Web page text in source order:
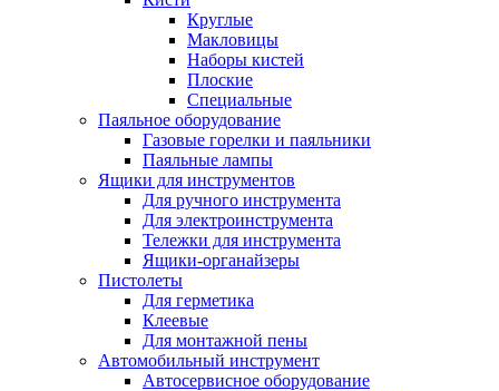
Круглые
Макловицы
Наборы кистей
Плоские
Специальные
Паяльное оборудование
Газовые горелки и паяльники
Паяльные лампы
Ящики для инструментов
Для ручного инструмента
Для электроинструмента
Тележки для инструмента
Ящики-органайзеры
Пистолеты
Для герметика
Клеевые
Для монтажной пены
Автомобильный инструмент
Автосервисное оборудование